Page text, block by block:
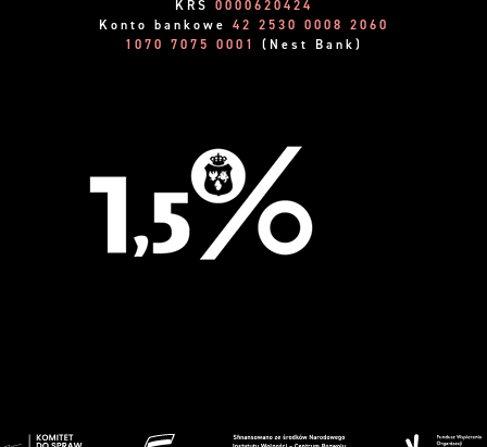
KRS 0000620424
Konto bankowe 42 2530 0008 2060
1070 7075 0001
(Nest Bank)